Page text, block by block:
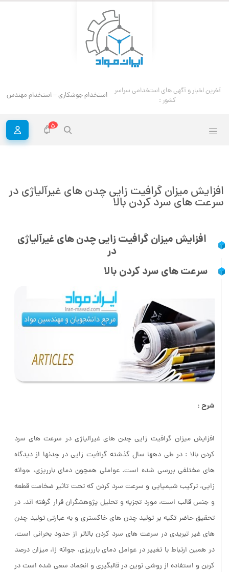
آخرین اخبار و آگهی های استخدامی سراسر
کشور :
استخدام جوشکاری – استخدام مهندس
5
افزایش میزان گرافیت زایی چدن های غیرآلیاژی در
سرعت های سرد کردن بالا
افزایش میزان گرافیت زایی چدن های غیرآلیاژی
در
سرعت هایسرد کردن بالا
شرح :
افزایش میزان گرافیت زایی چدن های غیرآلیاژی در سرعت های سرد
کردن بالا : در طی دهها سال گذشته گرافیت زایی در چدنها از دیدگاه
های مختلفی بررسی شده است. عواملی همچون دمای بارریزی، جوانه
زایی، ترکیب شیمیایی و‌ سرعت سرد کردن که تحت تاثیر ضخامت قطعه
و جنس قالب است، مورد تجزیه و تحلیل پژوهشگران قرار گرفته اند. در
تحقیق حاضر تکیه بر تولید چدن های خاکستری و به عبارتی تولید چدن
های غیر تبریدی در سرعت های سرد کردن بالاتر از حدود بحرانی است.
در همین ارتباط با تغییر در عوامل دمای بارریزی، جوانه زا، میزان درصد
کربن و استفاده از روشی نوین در قالبگیری و انجماد سعی شده است در